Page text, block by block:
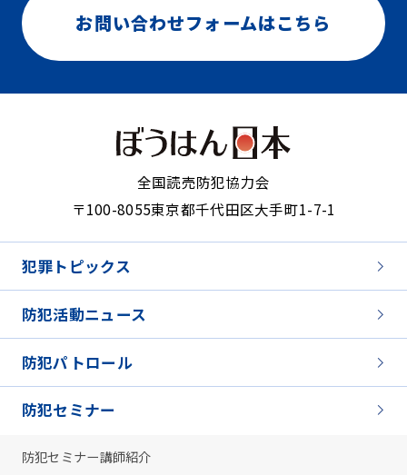
お問い合わせフォームはこちら
全国読売防犯協力会
〒100-8055東京都千代田区大手町1-7-1
犯罪トピックス
防犯活動ニュース
防犯パトロール
防犯セミナー
防犯セミナー講師紹介